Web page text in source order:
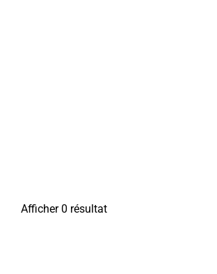
Afficher 0 résultat